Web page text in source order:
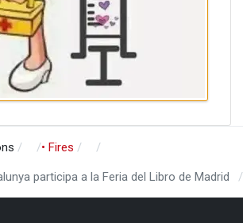
• Fires
participa a la Feria del Libro de Madrid